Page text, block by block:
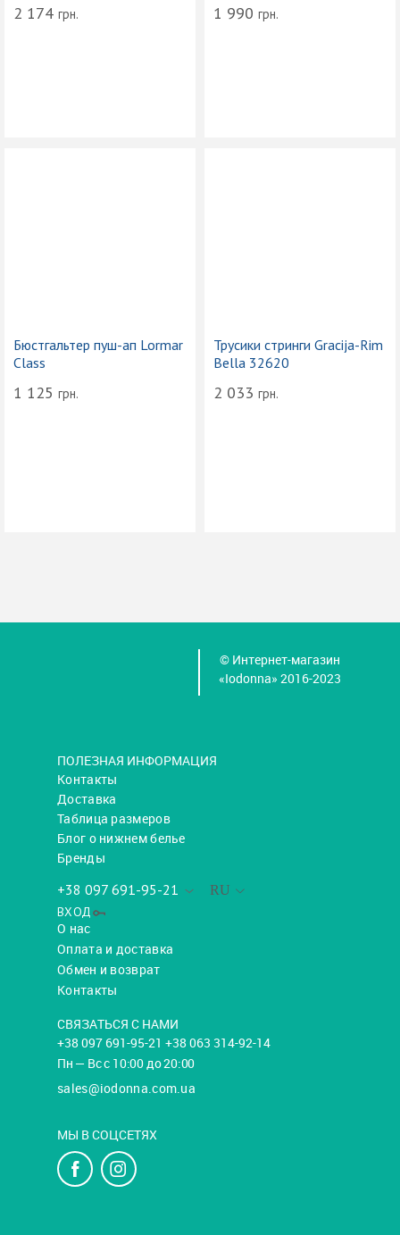
2 174 грн. 1 990 грн.
Бюстгальтер пуш-ап Lormar
Class
1 125 грн.
Трусики стринги Gracija-Rim
Bella 32620
2 033 грн.
© Интернет-магазин
«Iodonna» 2016-2023
ПОЛЕЗНАЯ ИНФОРМАЦИЯ
Контакты
Доставка
Таблица размеров
Блог о нижнем белье
Бренды
RU
+38 097 691-95-21
ВХОД
О нас
Оплата и доставка
Обмен и возврат
Контакты
СВЯЗАТЬСЯ С НАМИ
+38 097 691-95-21 +38 063 314-92-14
Пн — Вс с 10:00 до 20:00
sales@iodonna.com.ua
МЫ В СОЦСЕТЯХ